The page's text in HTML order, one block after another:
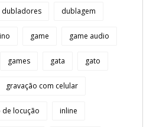
dubladores dublagem
game game audio
games gata gato
gravação com celular
de locução inline